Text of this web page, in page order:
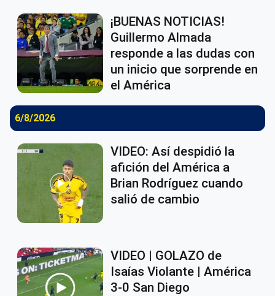
¡BUENAS NOTICIAS!
Guillermo Almada
responde a las dudas con
un inicio que sorprende en
el América
6/8/2026
VIDEO: Así despidió la
afición del América a
Brian Rodríguez cuando
salió de cambio
VIDEO | GOLAZO de
Isaías Violante | América
3-0 San Diego